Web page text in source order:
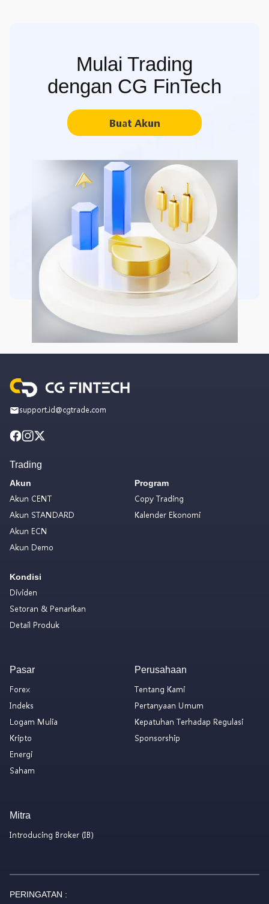
Mulai Trading
dengan CG FinTech
Buat Akun
support.id@cgtrade.com
Trading
Akun
Akun CENT
Akun STANDARD
Akun ECN
Akun Demo
Kondisi
Dividen
Setoran & Penarikan
Detail Produk
Program
Copy Trading
Kalender Ekonomi
Pasar
Forex
Indeks
Logam Mulia
Kripto
Energi
Saham
Perusahaan
Tentang Kami
Pertanyaan Umum
Kepatuhan Terhadap Regulasi
Sponsorship
Mitra
Introducing Broker (IB)
PERINGATAN :